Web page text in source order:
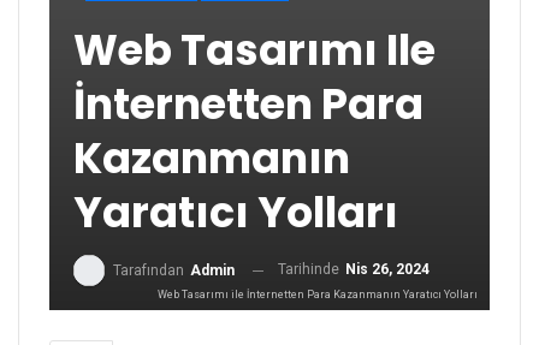
Web Tasarımı Ile
İnternetten Para
Kazanmanın
Yaratıcı Yolları
Tarafından Admin Tarihinde Nis 26, 2024
Web Tasarımı ile İnternetten Para Kazanmanın Yaratıcı Yolları